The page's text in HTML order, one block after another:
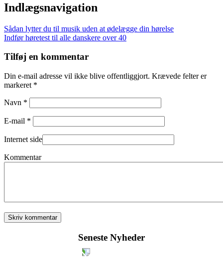
Indlægsnavigation
Sådan lytter du til musik uden at ødelægge din hørelse
Indfør høretest til alle danskere over 40
Tilføj en kommentar
Din e-mail adresse vil ikke blive offentliggjort. Krævede felter er
markeret *
Navn *
E-mail *
Internet side
Kommentar
Seneste Nyheder